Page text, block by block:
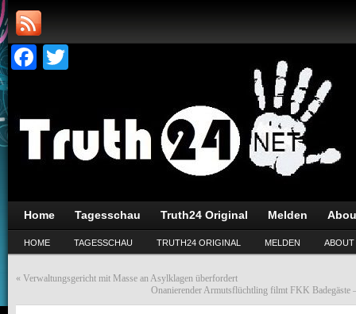
Facebook
Home Tagesschau Truth24 Original Melden
HOME TAGESSCHAU TRUTH24 ORIGINAL MELDEN ABOUT
« Verwaltungsgericht mit Masse an Asylklagen überfordert
Onanierender Armutsflüchtling filmt FKK Badegäste